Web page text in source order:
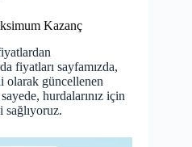
Kazanç
fiyatları sayfamızda,
olarak güncellenen
hurdalarınız için
sağlıyoruz.